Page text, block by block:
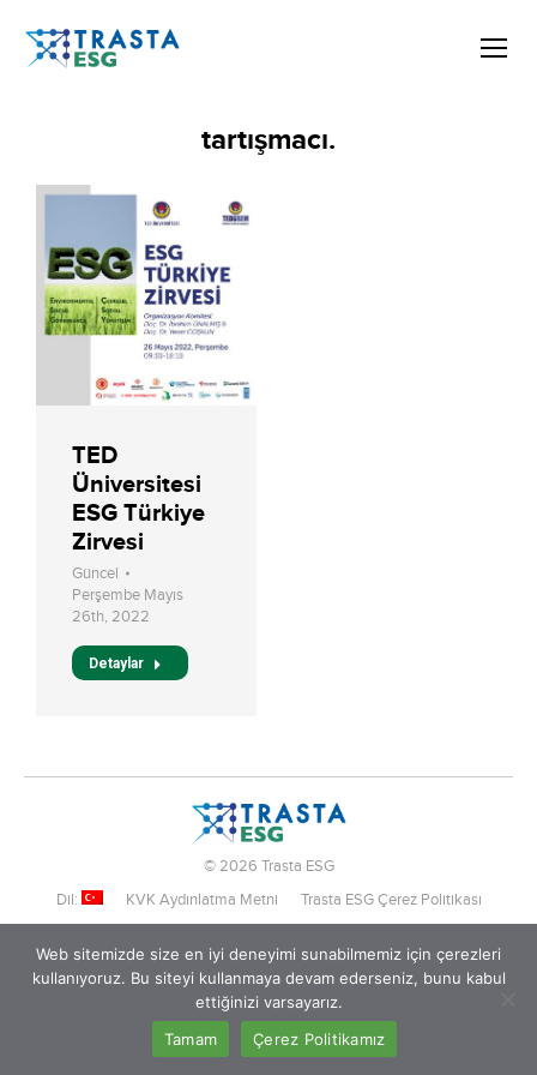
tartışmacı.
TED
Üniversitesi
ESG Türkiye
Zirvesi
Güncel
Perşembe Mayıs
26th, 2022
Detaylar
© 2026 Trasta ESG
Dil:
KVK Aydınlatma Metni Trasta ESG Çerez Politikası
Web sitemizde size en iyi deneyimi sunabilmemiz için çerezleri
kullanıyoruz. Bu siteyi kullanmaya devam ederseniz, bunu kabul
ettiğinizi varsayarız.
Tamam
Çerez Politikamız